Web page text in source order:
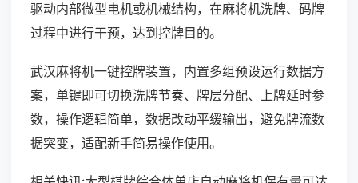
驱动内部微型电机或机械结构，在麻将机洗牌、码牌
过程中进行干预，达到控牌目的。
武汉麻将机一键控牌装置，内置多组预设运行数据方
案，单键即可切换洗牌节奏、牌层分配、上牌延时参
数，操作逻辑简单，数据改动平缓输出，避免牌流数
据突变，适配新手简易操作使用。